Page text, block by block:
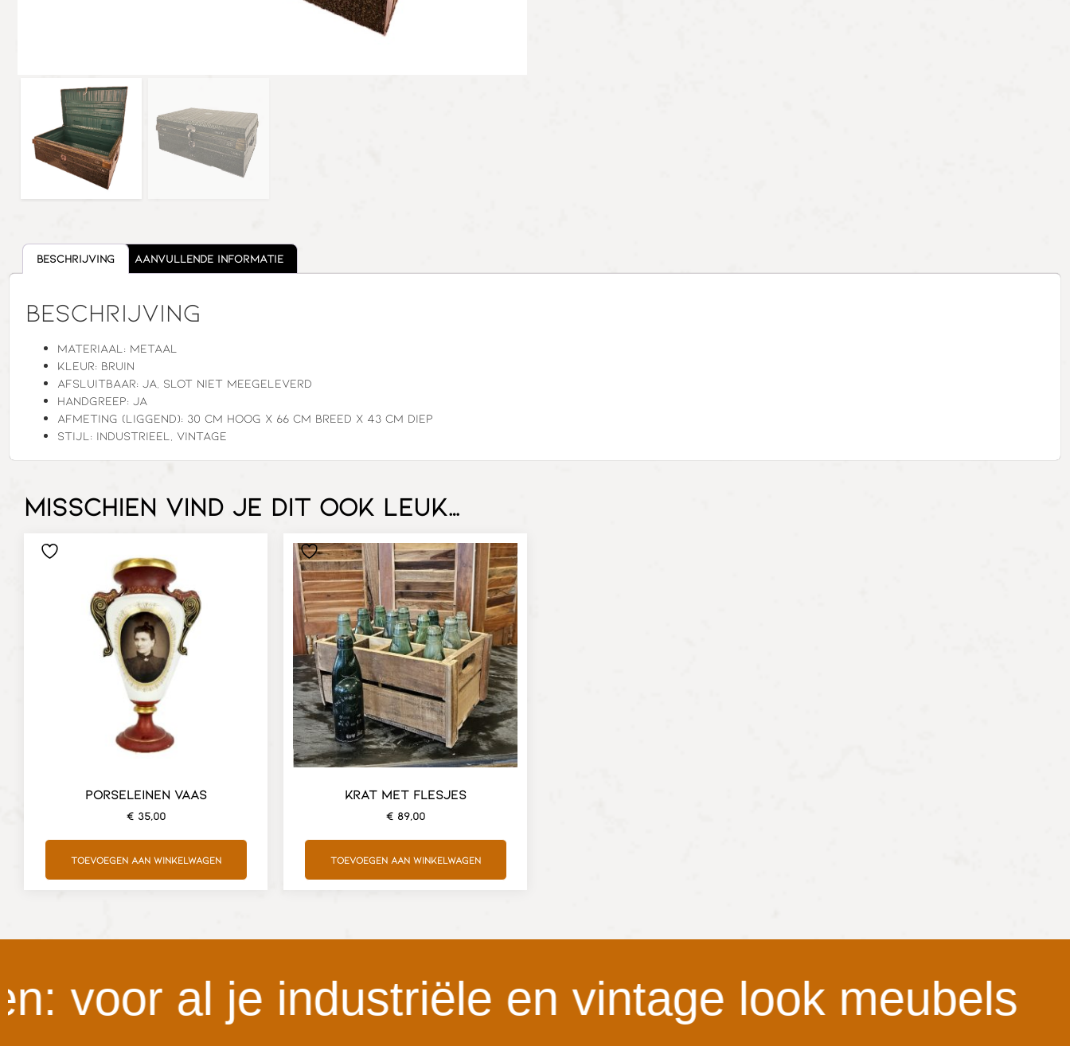
Beschrijving Aanvullende informatie
Beschrijving
Materiaal: metaal
Kleur: bruin
Afsluitbaar: ja, slot niet meegeleverd
Handgreep: ja
Afmeting (liggend): 30 cm hoog x 66 cm breed x 43 cm diep
Stijl: industrieel, vintage
Misschien vind je dit ook leuk…
PORSELEINEN VAAS
€35,00
Toevoegen aan winkelwagen
KRAT MET FLESJES
€89,00
Toevoegen aan winkelwagen
al je industriële en vintage look meubels